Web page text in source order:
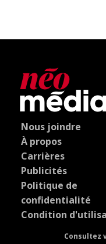
Nous joindre
À propos
Carrières
Publicités
Politique de
confidentialité
Condition
Consultez